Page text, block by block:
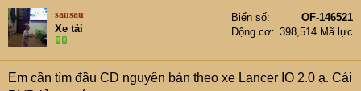
sausau
Xe tải
Biển số
OF-146521
Động cơ
398,514 Mã lực
Em cần tìm đầu CD nguyên bản theo xe Lancer IO 2.0 ạ. Cái